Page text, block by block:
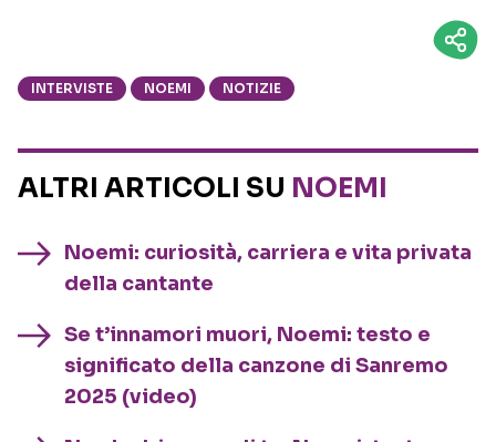
INTERVISTE NOEMI NOTIZIE
ALTRI ARTICOLI SU NOEMI
Noemi: curiosità, carriera e vita privata
della cantante
Se t’innamori muori, Noemi: testo e
significato della canzone di Sanremo
2025 (video)